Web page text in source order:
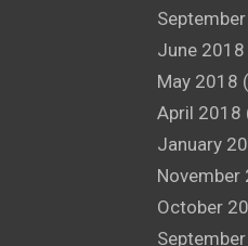
June 2018
May 2018
April 2018
January
November
October